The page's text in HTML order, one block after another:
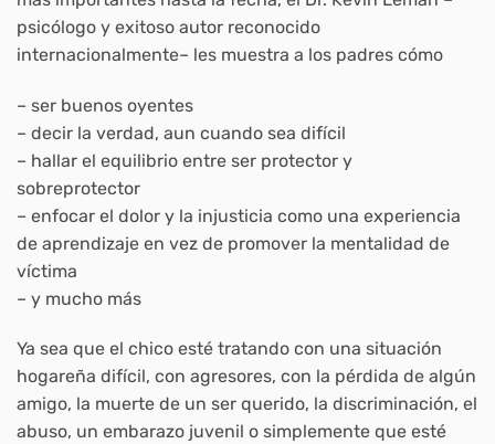
psicólogo y exitoso autor reconocido
internacionalmente– les muestra a los padres cómo
– ser buenos oyentes
– decir la verdad, aun cuando sea difícil
– hallar el equilibrio entre ser protector y
sobreprotector
– enfocar el dolor y la injusticia como una experiencia
de aprendizaje en vez de promover la mentalidad de
víctima
– y mucho más
Ya sea que el chico esté tratando con una situación
hogareña difícil, con agresores, con la pérdida de algún
amigo, la muerte de un ser querido, la discriminación, el
abuso, un embarazo juvenil o simplemente que esté